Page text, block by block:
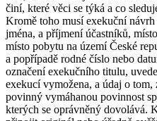
činí, které věci se týká a co
Kromě toho musí exekuční
jména, a příjmení účastníků,
místo pobytu na území České
a popřípadě rodné číslo nebo
označení exekučního titulu,
exekucí vymožena, a údaj o tom,
povinný vymáhanou povinnost
kterých se oprávněný dovolává.